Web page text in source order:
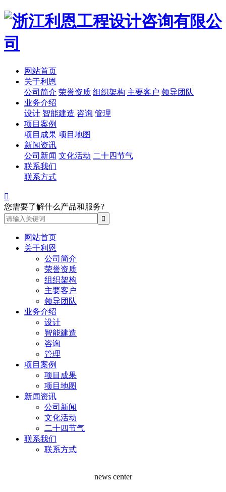
网站首页
关于利恩
公司简介 荣誉资质 组织架构 主要客户 领导团队
业务介绍
设计 智能建造 咨询 管理
项目案例
项目成果 项目地图
新闻资讯
公司新闻 文化活动 二十四节气
联系我们
联系方式

您需要了解什么产品和服务?
网站首页
关于利恩
公司简介
荣誉资质
组织架构
主要客户
领导团队
业务介绍
设计
智能建造
咨询
管理
项目案例
项目成果
项目地图
新闻资讯
公司新闻
文化活动
二十四节气
联系我们
联系方式
news center